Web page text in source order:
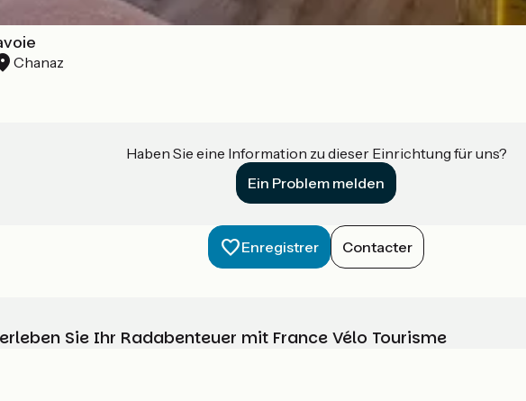
Chanaz
Haben Sie eine Information zu dieser Einrichtung für uns?
Ein Problem melden
Enregistrer Contacter
Sie Ihr Radabenteuer mit France Vélo Tourisme